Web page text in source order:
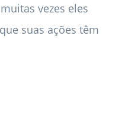
vezes eles
suas ações têm